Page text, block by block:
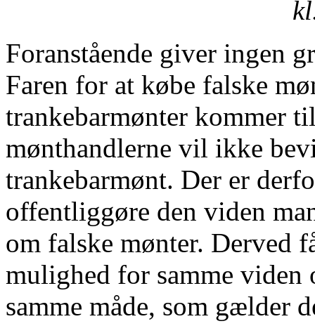
Foranstående giver ingen
Faren for at købe falske
trankebarmønter kommer
mønthandlerne vil ikke
trankebarmønt. Der er
offentliggøre den viden
om falske mønter. Derved
mulighed for samme viden
samme måde, som gælder